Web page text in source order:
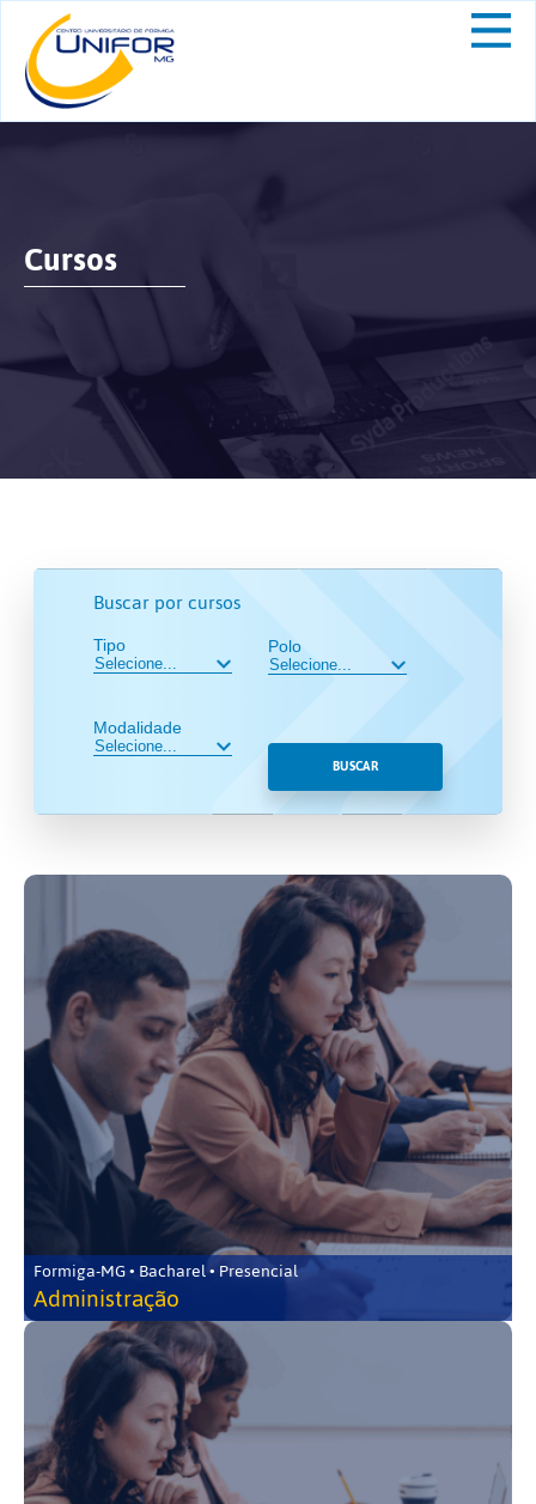
Cursos
Buscar por cursos
Tipo
Modalidade
Polo
BUSCAR
Formiga-MG • Bacharel • Presencial
Administração